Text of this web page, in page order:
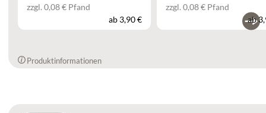
zzgl. 0,08 € Pfand
ab 3,90 €
zzgl. 0,08 € Pfand
ab
Produktinformationen